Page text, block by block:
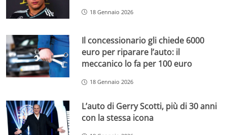
18 Gennaio 2026
Il concessionario gli chiede 6000
euro per riparare l’auto: il
meccanico lo fa per 100 euro
18 Gennaio 2026
L’auto di Gerry Scotti, più di 30 anni
con la stessa icona